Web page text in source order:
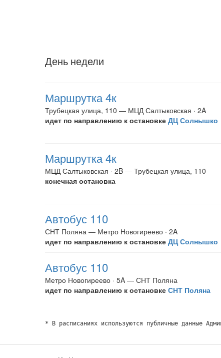
День недели
Маршрутка 4к
Трубецкая улица, 110 — МЦД Салтыковская · 2A
идет по направлению к остановке ДЦ Солнышко
Маршрутка 4к
МЦД Салтыковская · 2B — Трубецкая улица, 110
конечная остановка
Автобус 110
СНТ Поляна — Метро Новогиреево · 2A
идет по направлению к остановке ДЦ Солнышко
Автобус 110
Метро Новогиреево · 5A — СНТ Поляна
идет по направлению к остановке СНТ Поляна
* В расписаниях используются публичные данные